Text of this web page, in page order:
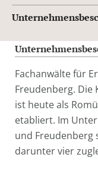
Fachanwälte für
Freudenberg. Die
ist heute als
etabliert. Im
und Freudenberg
darunter vier